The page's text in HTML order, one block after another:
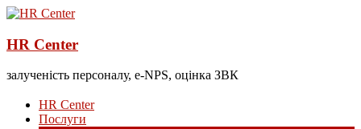
HR Center
залученість персоналу, e-NPS, оцінка ЗВК
HR Center
Послуги